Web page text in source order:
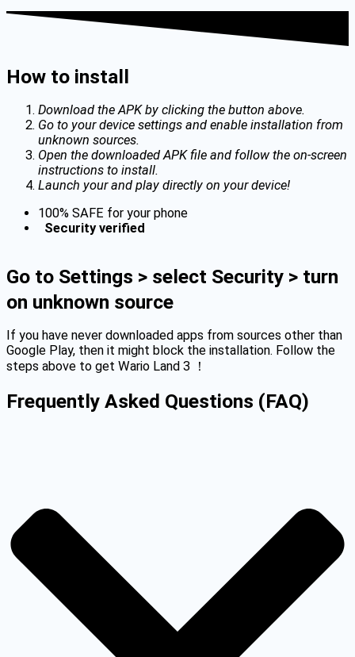
How to install
Download the APK by clicking the button above.
Go to your device settings and enable installation from
unknown sources.
Open the downloaded APK file and follow the on-screen
instructions to install.
Launch your and play directly on your device!
100% SAFE for your phone
Security verified
Go to Settings > select Security > turn
on unknown source
If you have never downloaded apps from sources other than
Google Play, then it might block the installation. Follow the
steps above to get Wario Land 3 ！
Frequently Asked Questions (FAQ)